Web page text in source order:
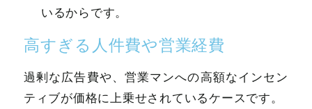
いるからです。
高すぎる人件費や営業経費
過剰な広告費や、営業マンへの高額なインセン
ティブが価格に上乗せされているケースです。